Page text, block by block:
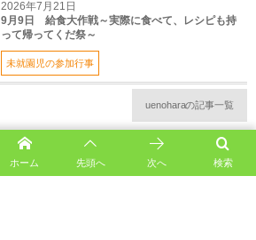
2026年7月21日
9月9日 給食大作戦～実際に食べて、レシピも持
って帰ってくだ祭～
未就園児の参加行事
uenoharaの記事一覧
検索
ホーム 先頭へ 次へ